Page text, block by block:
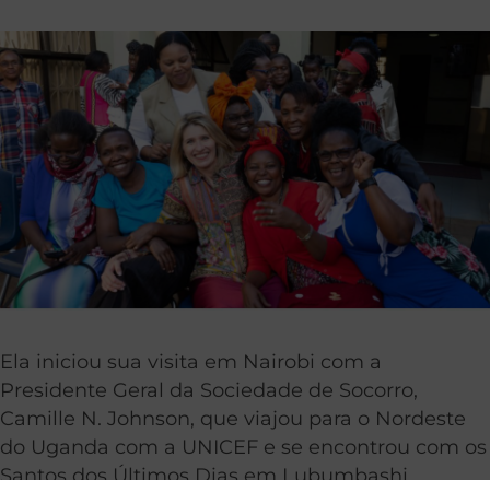
Ela iniciou sua visita em Nairobi com a
Presidente Geral da Sociedade de Socorro,
Camille N. Johnson, que viajou para o Nordeste
do Uganda com a UNICEF e se encontrou com os
Santos dos Últimos Dias em Lubumbashi,